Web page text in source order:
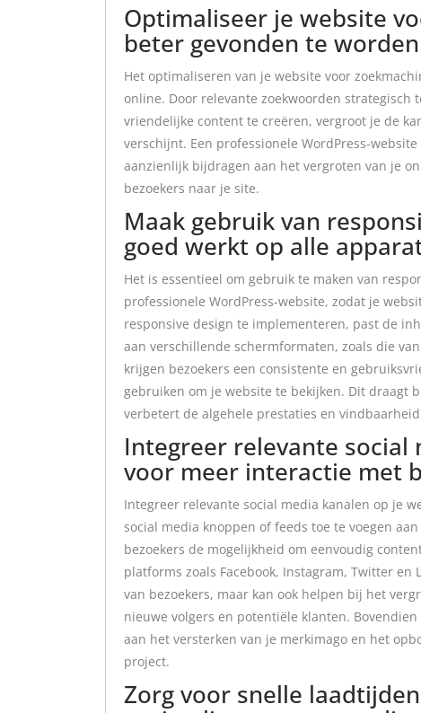
Optimaliseer je website
beter gevonden te
Het optimaliseren van je website voor
online. Door relevante zoekwoorden strategisch
vriendelijke content te creëren, vergroot je de
verschijnt. Een professionele WordPress-
aanzienlijk bijdragen aan het vergroten van je
bezoekers naar je site.
Maak gebruik van
goed werkt op alle
Het is essentieel om gebruik te maken van
professionele WordPress-website, zodat je
responsive design te implementeren, past de
aan verschillende schermformaten, zoals die
krijgen bezoekers een consistente en
gebruiken om je website te bekijken. Dit draagt
verbetert de algehele prestaties en
Integreer relevante social
voor meer interactie met
Integreer relevante social media kanalen op je
social media knoppen of feeds toe te voegen
bezoekers de mogelijkheid om eenvoudig
platforms zoals Facebook, Instagram, Twitter
van bezoekers, maar kan ook helpen bij het
nieuwe volgers en potentiële klanten.
aan het versterken van je merkimago en het
project.
Zorg voor snelle